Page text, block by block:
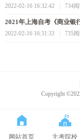
2022-02-16 16:32:42
734
2021年上海自考《商业银
2022-02-16 16:31:33
735
Copyright
网站首页 主考院校